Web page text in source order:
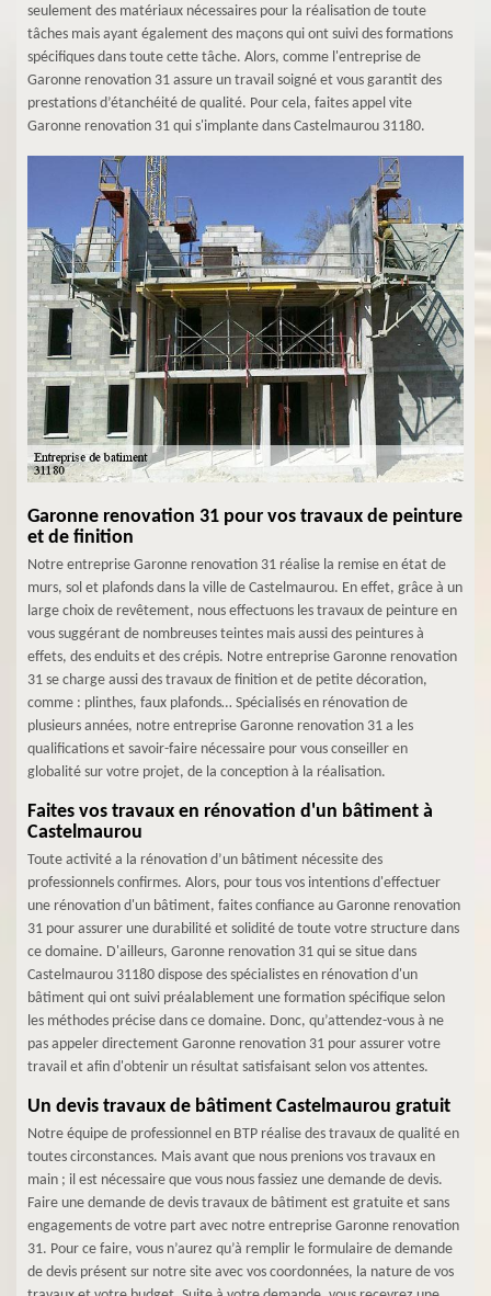
seulement des matériaux nécessaires pour la réalisation de toute
tâches mais ayant également des maçons qui ont suivi des formations
spécifiques dans toute cette tâche. Alors, comme l'entreprise de
Garonne renovation 31 assure un travail soigné et vous garantit des
prestations d’étanchéité de qualité. Pour cela, faites appel vite
Garonne renovation 31 qui s'implante dans Castelmaurou 31180.
Garonne renovation 31 pour vos travaux de peinture
et de finition
Notre entreprise Garonne renovation 31 réalise la remise en état de
murs, sol et plafonds dans la ville de Castelmaurou. En effet, grâce à un
large choix de revêtement, nous effectuons les travaux de peinture en
vous suggérant de nombreuses teintes mais aussi des peintures à
effets, des enduits et des crépis. Notre entreprise Garonne renovation
31 se charge aussi des travaux de finition et de petite décoration,
comme : plinthes, faux plafonds… Spécialisés en rénovation de
plusieurs années, notre entreprise Garonne renovation 31 a les
qualifications et savoir-faire nécessaire pour vous conseiller en
globalité sur votre projet, de la conception à la réalisation.
Faites vos travaux en rénovation d'un bâtiment à
Castelmaurou
Toute activité a la rénovation d’un bâtiment nécessite des
professionnels confirmes. Alors, pour tous vos intentions d'effectuer
une rénovation d'un bâtiment, faites confiance au Garonne renovation
31 pour assurer une durabilité et solidité de toute votre structure dans
ce domaine. D'ailleurs, Garonne renovation 31 qui se situe dans
Castelmaurou 31180 dispose des spécialistes en rénovation d'un
bâtiment qui ont suivi préalablement une formation spécifique selon
les méthodes précise dans ce domaine. Donc, qu’attendez-vous à ne
pas appeler directement Garonne renovation 31 pour assurer votre
travail et afin d'obtenir un résultat satisfaisant selon vos attentes.
Un devis travaux de bâtiment Castelmaurou gratuit
Notre équipe de professionnel en BTP réalise des travaux de qualité en
toutes circonstances. Mais avant que nous prenions vos travaux en
main ; il est nécessaire que vous nous fassiez une demande de devis.
Faire une demande de devis travaux de bâtiment est gratuite et sans
engagements de votre part avec notre entreprise Garonne renovation
31. Pour ce faire, vous n’aurez qu’à remplir le formulaire de demande
de devis présent sur notre site avec vos coordonnées, la nature de vos